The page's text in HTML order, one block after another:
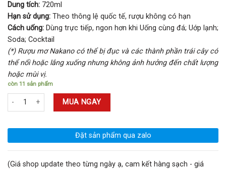
Dung tích: 720ml
Hạn sử dụng: Theo thông lệ quốc tế, rượu không có hạn
Cách uống: Dùng trực tiếp, ngon hơn khi Uống cùng đá; Uớp lạnh;
Soda; Cocktail
(*) Rượu mơ Nakano có thể bị đục và các thành phần trái cây có
thể nổi hoặc lắng xuống nhưng không ảnh hưởng đến chất lượng
hoặc mùi vị.
còn 11 sản phẩm
Rượu Mơ Kishu Yuzu Umeshu 12% 720ml Nhật Bản số lượng
MUA NGAY
Đặt sản phẩm qua zalo
(Giá shop update theo từng ngày ạ, cam kết hàng sạch - giá